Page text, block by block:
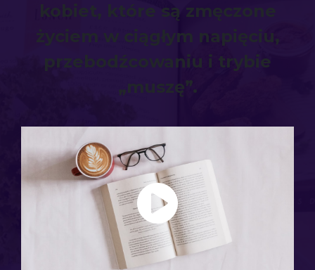
kobiet, które są zmęczone
życiem w ciągłym napięciu,
przebodźcowaniu i trybie
„muszę”.